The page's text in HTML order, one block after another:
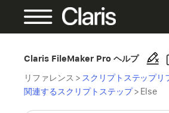
Claris FileMaker Pro ヘルプ
リファレンス > スクリプトステップリ
関連するスクリプトステップ > Else